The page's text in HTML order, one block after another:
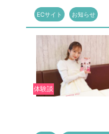
ECサイト お知らせ
体験談